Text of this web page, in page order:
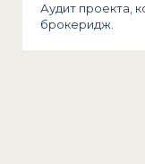
Аудит проекта,
брокеридж.